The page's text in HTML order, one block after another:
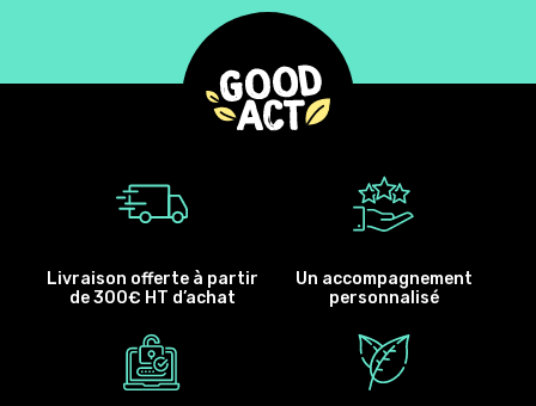
Livraison offerte à partir
de 300€ HT d’achat
Un accompagnement
personnalisé